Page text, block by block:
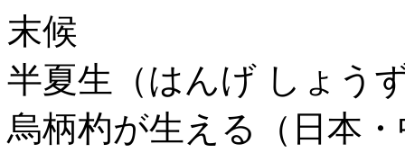
末候
半夏生（はんげ しょう
烏柄杓が生える（日本